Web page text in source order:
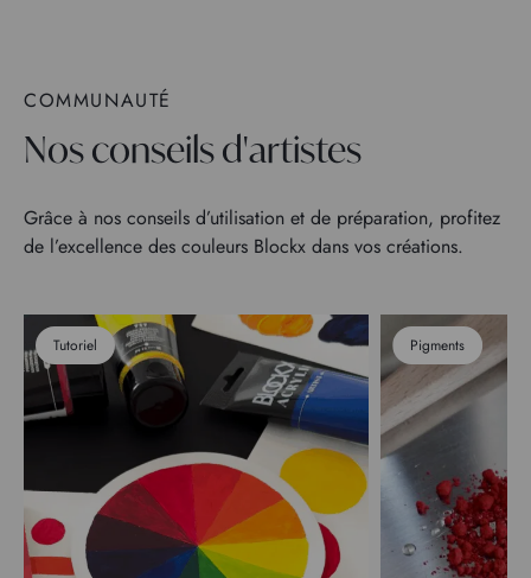
COMMUNAUTÉ
Nos conseils d'artistes
Grâce à nos conseils d’utilisation et de préparation, profitez
de l’excellence des couleurs Blockx dans vos créations.
Tutoriel Pigments